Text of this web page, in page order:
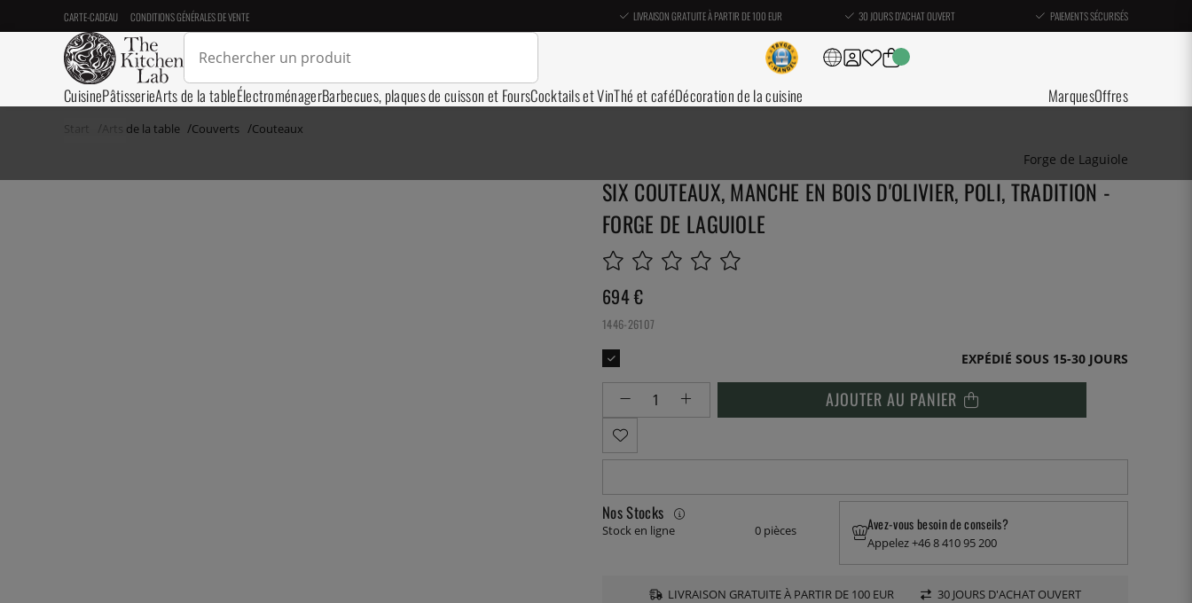
CARTE-CADEAU CONDITIONS GÉNÉRALES DE VENTE LIVRAISON GRATUITE À PARTIR DE 100 EUR 30 JOURS D'ACHAT OUVERT PAIEMENTS SÉCURISÉS
CuisinePâtisserieArts de la tableÉlectroménagerBarbecues, plaques de cuisson et FoursCocktails et VinThé et caféDécoration de la cuisine MarquesOffres
Start Arts de la table Couverts Couteaux
Forge de Laguiole
SIX COUTEAUX, MANCHE EN BOIS D'OLIVIER, POLI, TRADITION -
FORGE DE LAGUIOLE
694€
1446-26107
EXPÉDIÉ SOUS 15-30 JOURS
AJOUTER AU PANIER
Nos Stocks
Stock en ligne 0 pièces Avez-vous besoin de conseils?
Appelez +46 8 410 95 200
LIVRAISON GRATUITE À PARTIR DE 100 EUR 30 JOURS D'ACHAT OUVERT